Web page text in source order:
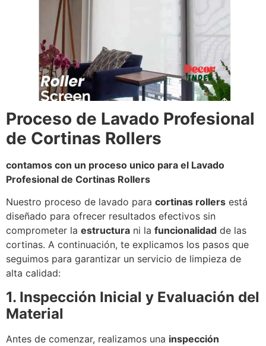
Proceso de Lavado Profesional
de Cortinas Rollers
contamos con un proceso unico para el Lavado
Profesional de Cortinas Rollers
Nuestro proceso de lavado para cortinas rollers está
diseñado para ofrecer resultados efectivos sin
comprometer la estructura ni la funcionalidad de las
cortinas. A continuación, te explicamos los pasos que
seguimos para garantizar un servicio de limpieza de
alta calidad:
1. Inspección Inicial y Evaluación del
Material
Antes de comenzar, realizamos una inspección